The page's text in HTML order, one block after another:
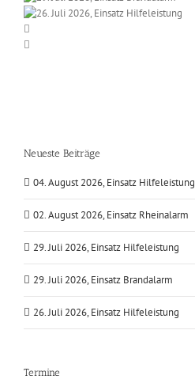
Neueste Beiträge
04. August 2026, Einsatz Hilfeleistung
02. August 2026, Einsatz Rheinalarm
29. Juli 2026, Einsatz Hilfeleistung
29. Juli 2026, Einsatz Brandalarm
26. Juli 2026, Einsatz Hilfeleistung
Termine